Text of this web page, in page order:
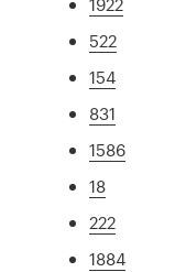
522
154
831
1586
18
222
1884